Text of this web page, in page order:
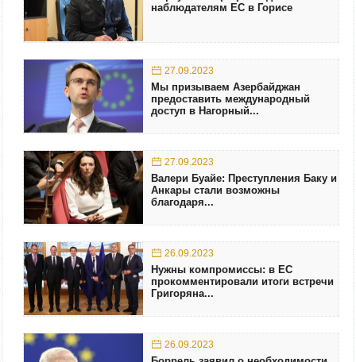
наблюдателям ЕС в Горисе
27.09.2023
Мы призываем Азербайджан
предоставить международный
доступ в Нагорный...
27.09.2023
Валери Буайе: Преступления Баку и
Анкары стали возможны
благодаря...
26.09.2023
Нужны компромиссы: в ЕС
прокомментировали итоги встречи
Григоряна...
26.09.2023